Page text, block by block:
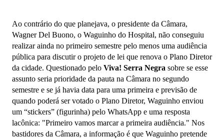
Ao contrário do que planejava, o presidente da Câmara,
Wagner Del Buono, o Waguinho do Hospital, não conseguiu
realizar ainda no primeiro semestre pelo menos uma audiência
pública para discutir o projeto de lei que renova o Plano Diretor
da cidade. Questionado pelo Viva! Serra Negra sobre se esse
assunto seria prioridade da pauta na Câmara no segundo
semestre e se já havia data para uma primeira e previsão de
quando poderá ser votado o Plano Diretor, Waguinho enviou
um “stickers” (figurinha) pelo WhatsApp e uma resposta
lacônica: "Primeiro vamos marcar a primeira audiência." Nos
bastidores da Câmara, a informação é que Waguinho pretende